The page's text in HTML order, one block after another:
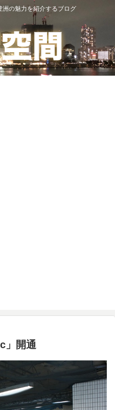
洲の魅力を紹介するブログ
」開通